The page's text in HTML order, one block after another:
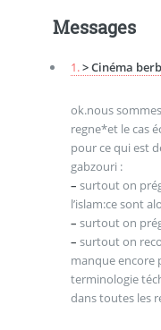
Messages
1.> Cinéma
ok.nous
regne*et le cas
pour ce qui est
gabzouri :
– surtout on
l’islam:ce sont
– surtout on
– surtout on
manque encore
terminologie
dans toutes les